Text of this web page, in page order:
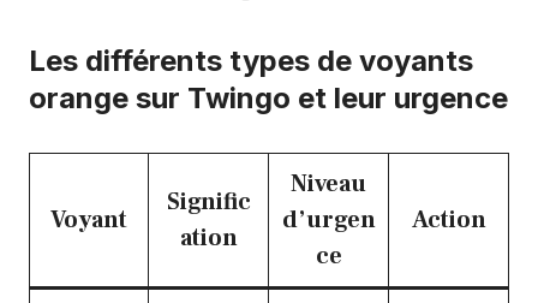
Les différents types de voyants
orange sur Twingo et leur urgence
Voyant
Signific
ation
Niveau
d’urgen
ce
Action